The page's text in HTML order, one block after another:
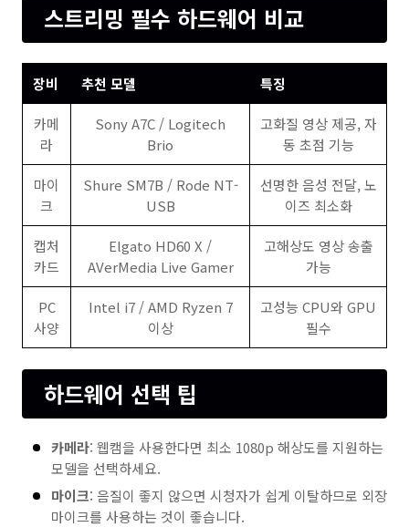
스트리밍 필수 하드웨어 비교
장비 추천 모델 특징
카메
라
Sony A7C / Logitech
Brio
고화질 영상 제공, 자
동 초점 기능
마이
크
Shure SM7B / Rode NT-
USB
선명한 음성 전달, 노
이즈 최소화
캡처
카드
Elgato HD60 X /
AVerMedia Live Gamer
고해상도 영상 송출
가능
PC
사양
Intel i7 / AMD Ryzen 7
이상
고성능 CPU와 GPU
필수
하드웨어 선택 팁
카메라: 웹캠을 사용한다면 최소 1080p 해상도를 지원하는
모델을 선택하세요.
마이크: 음질이 좋지 않으면 시청자가 쉽게 이탈하므로 외장
마이크를 사용하는 것이 좋습니다.